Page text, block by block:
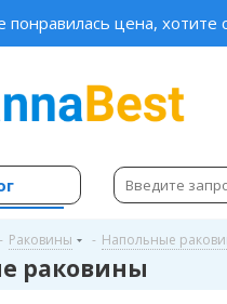
понравилась цена,
- Раковины - Напольные
раковины